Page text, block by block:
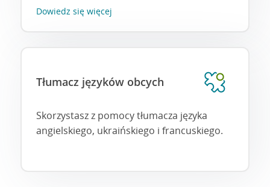
Dowiedz się więcej
Tłumacz języków obcych
Skorzystasz z pomocy tłumacza języka
angielskiego, ukraińskiego i francuskiego.